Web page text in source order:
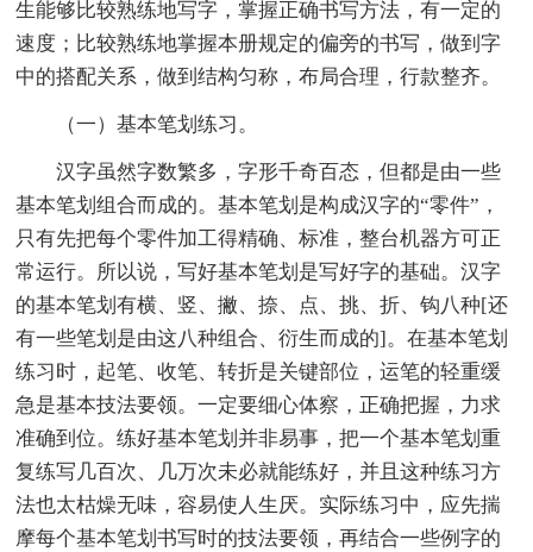
生能够比较熟练地写字，掌握正确书写方法，有一定的
速度；比较熟练地掌握本册规定的偏旁的书写，做到字
中的搭配关系，做到结构匀称，布局合理，行款整齐。
（一）基本笔划练习。
汉字虽然字数繁多，字形千奇百态，但都是由一些
基本笔划组合而成的。基本笔划是构成汉字的“零件”，
只有先把每个零件加工得精确、标准，整台机器方可正
常运行。所以说，写好基本笔划是写好字的基础。汉字
的基本笔划有横、竖、撇、捺、点、挑、折、钩八种[还
有一些笔划是由这八种组合、衍生而成的]。在基本笔划
练习时，起笔、收笔、转折是关键部位，运笔的轻重缓
急是基本技法要领。一定要细心体察，正确把握，力求
准确到位。练好基本笔划并非易事，把一个基本笔划重
复练写几百次、几万次未必就能练好，并且这种练习方
法也太枯燥无味，容易使人生厌。实际练习中，应先揣
摩每个基本笔划书写时的技法要领，再结合一些例字的